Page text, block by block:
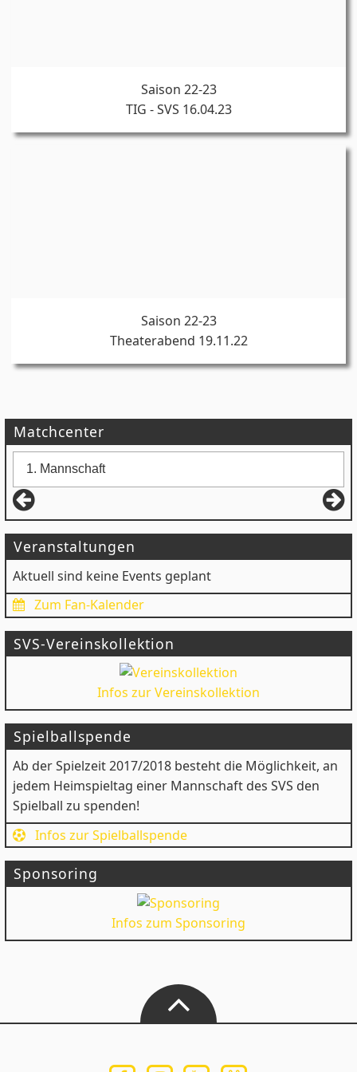
Saison 22-23
TIG - SVS 16.04.23
Saison 22-23
Theaterabend 19.11.22
Matchcenter
Veranstaltungen
Aktuell sind keine Events geplant
Zum Fan-Kalender
SVS-Vereinskollektion
Infos zur Vereinskollektion
Spielballspende
Ab der Spielzeit 2017/2018 besteht die Möglichkeit, an
jedem Heimspieltag einer Mannschaft des SVS den
Spielball zu spenden!
Infos zur Spielballspende
Sponsoring
Infos zum Sponsoring